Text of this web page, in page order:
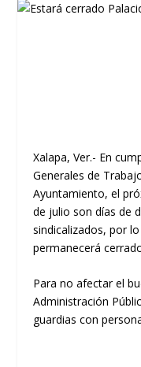
Xalapa, Ver.- En
Generales de
Ayuntamiento, el
de julio son días de
sindicalizados, por
permanecerá
Para no afectar el
Administración
guardias con